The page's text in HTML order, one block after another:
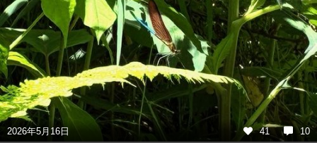
2026年5月16日 41 10